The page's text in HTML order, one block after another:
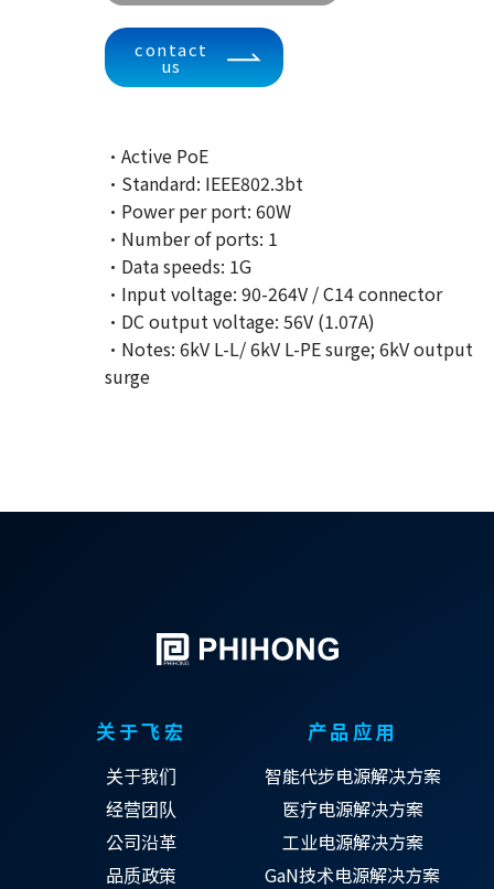
contact
us
·Active PoE
·Standard: IEEE802.3bt
·Power per port: 60W
·Number of ports: 1
·Data speeds: 1G
·Input voltage: 90-264V / C14 connector
·DC output voltage: 56V (1.07A)
·Notes: 6kV L-L/ 6kV L-PE surge; 6kV output
surge
关于飞宏
关于我们
经营团队
公司沿革
品质政策
产品应用
智能代步电源解决方案
医疗电源解决方案
工业电源解决方案
GaN技术电源解决方案